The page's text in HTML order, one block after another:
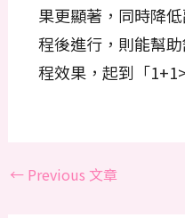
果更顯著，同時降
程後進行，則能幫
程效果，起到「
←Previous 文章